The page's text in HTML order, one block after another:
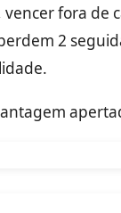
fora de
2